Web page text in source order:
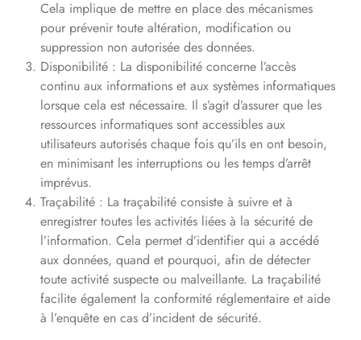
Cela implique de mettre en place des mécanismes
pour prévenir toute altération, modification ou
suppression non autorisée des données.
Disponibilité : La disponibilité concerne l’accès
continu aux informations et aux systèmes informatiques
lorsque cela est nécessaire. Il s’agit d’assurer que les
ressources informatiques sont accessibles aux
utilisateurs autorisés chaque fois qu’ils en ont besoin,
en minimisant les interruptions ou les temps d’arrêt
imprévus.
Traçabilité : La traçabilité consiste à suivre et à
enregistrer toutes les activités liées à la sécurité de
l’information. Cela permet d’identifier qui a accédé
aux données, quand et pourquoi, afin de détecter
toute activité suspecte ou malveillante. La traçabilité
facilite également la conformité réglementaire et aide
à l’enquête en cas d’incident de sécurité.